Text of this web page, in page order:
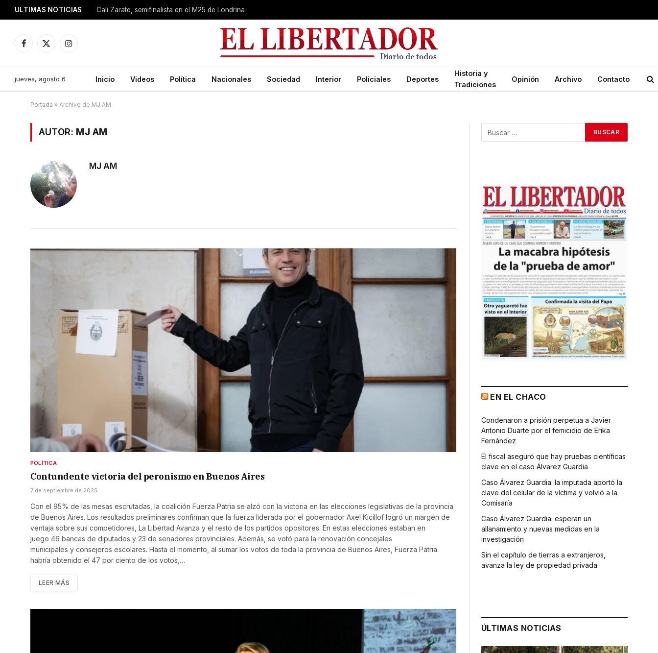
ULTIMAS NOTICIAS Cali Zarate, semifinalista en el M25 de Londrina
Facebook
X
Instagram
jueves, agosto 6 Inicio Videos Política Nacionales Sociedad Interior Policiales Deportes
Historia y
Tradiciones
Opinión Archivo Contacto
Portada » Archivo de MJ AM
AUTOR: MJ AM
MJ AM
POLÍTICA
Contundente victoria del peronismo en Buenos Aires
7 de septiembre de 2025
Con el 95% de las mesas escrutadas, la coalición Fuerza Patria se alzó con la victoria en las elecciones legislativas de la provincia
de Buenos Aires. Los resultados preliminares confirman que la fuerza liderada por el gobernador Axel Kicillof logró un margen de
ventaja sobre sus competidores, La Libertad Avanza y el resto de los partidos opositores. En estas elecciones estaban en
juego 46 bancas de diputados y 23 de senadores provinciales. Además, se votó para la renovación concejales
municipales y consejeros escolares. Hasta el momento, al sumar los votos de toda la provincia de Buenos Aires, Fuerza Patria
habría obtenido el 47 por ciento de los votos,…
LEER MÁS
EN EL CHACO
Condenaron a prisión perpetua a Javier
Antonio Duarte por el femicidio de Erika
Fernández
El fiscal aseguró que hay pruebas científicas
clave en el caso Álvarez Guardia
Caso Álvarez Guardia: la imputada aportó la
clave del celular de la víctima y volvió a la
Comisaría
Caso Álvarez Guardia: esperan un
allanamiento y nuevas medidas en la
investigación
Sin el capítulo de tierras a extranjeros,
avanza la ley de propiedad privada
ÚLTIMAS NOTICIAS